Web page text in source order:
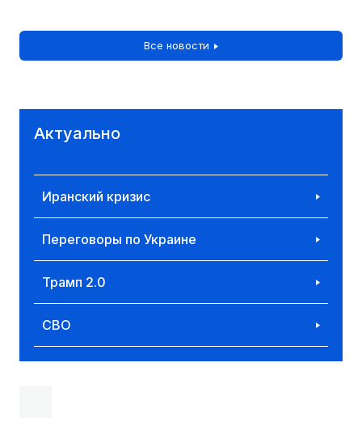
Все новости
Актуально
Иранский кризис
Переговоры по Украине
Трамп 2.0
СВО